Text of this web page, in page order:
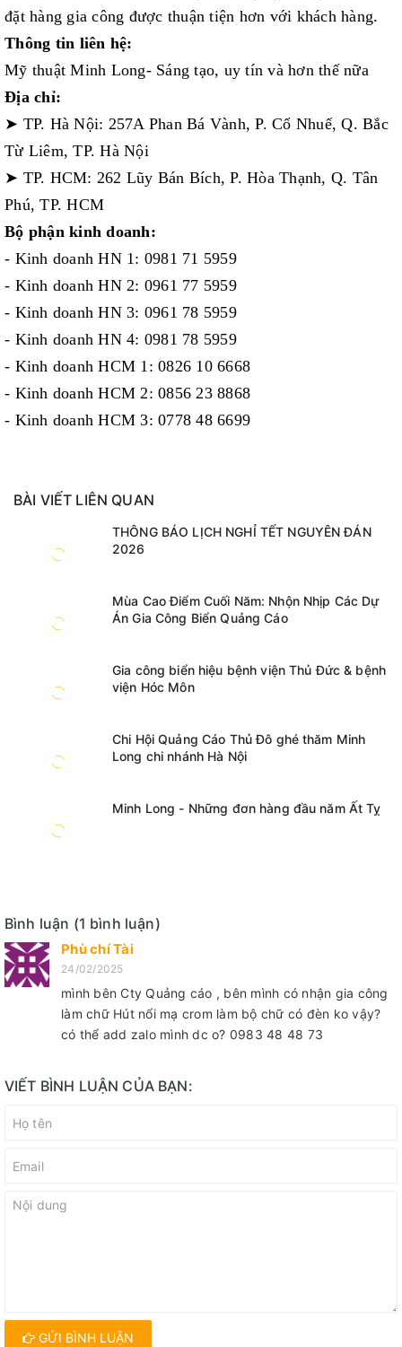
đặt hàng gia công được thuận tiện hơn với khách hàng.
Thông tin liên hệ:
Mỹ thuật Minh Long- Sáng tạo, uy tín và hơn thế nữa
Địa chỉ:
➤ TP. Hà Nội: 257A Phan Bá Vành, P. Cổ Nhuế, Q. Bắc
Từ Liêm, TP. Hà Nội
➤ TP. HCM: 262 Lũy Bán Bích, P. Hòa Thạnh, Q. Tân
Phú, TP. HCM
Bộ phận kinh doanh:
- Kinh doanh HN 1: 0981 71 5959
- Kinh doanh HN 2: 0961 77 5959
- Kinh doanh HN 3: 0961 78 5959
- Kinh doanh HN 4: 0981 78 5959
- Kinh doanh HCM 1: 0826 10 6668
- Kinh doanh HCM 2: 0856 23 8868
- Kinh doanh HCM 3: 0778 48 6699
BÀI VIẾT LIÊN QUAN
THÔNG BÁO LỊCH NGHỈ TẾT NGUYÊN ĐÁN
2026
Mùa Cao Điểm Cuối Năm: Nhộn Nhịp Các Dự
Án Gia Công Biển Quảng Cáo
Gia công biển hiệu bệnh viện Thủ Đức & bệnh
viện Hóc Môn
Chi Hội Quảng Cáo Thủ Đô ghé thăm Minh
Long chi nhánh Hà Nội
Minh Long - Những đơn hàng đầu năm Ất Tỵ
Bình luận (1 bình luận)
Phù chí Tài
24/02/2025
mình bên Cty Quảng cáo , bên mình có nhận gia công
làm chữ Hút nổi mạ crom làm bộ chữ có đèn ko vậy?
có thể add zalo mình dc o? 0983 48 48 73
VIẾT BÌNH LUẬN CỦA BẠN:
GỬI BÌNH LUẬN